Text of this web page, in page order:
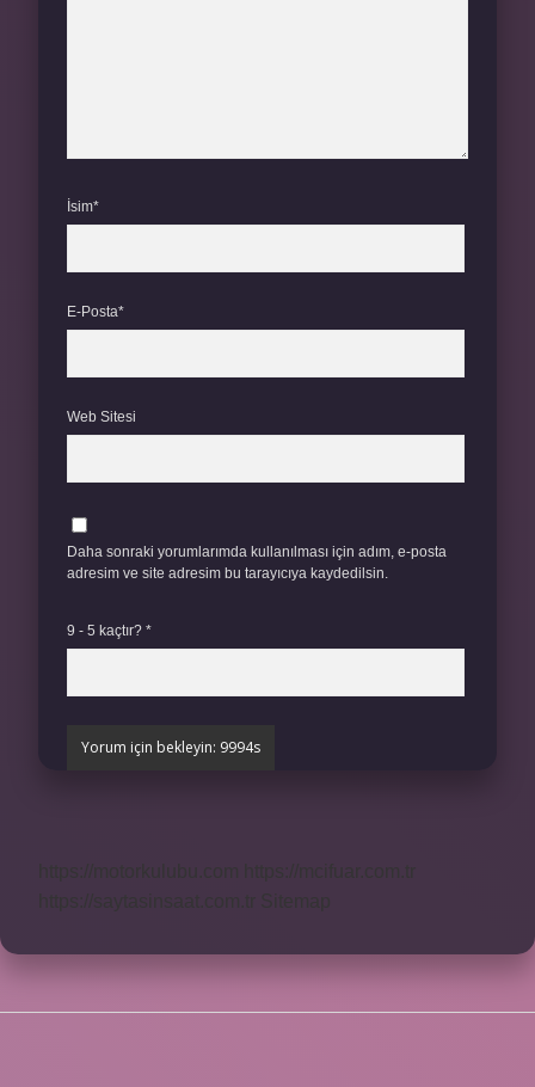
İsim*
E-Posta*
Web Sitesi
Daha sonraki yorumlarımda kullanılması için adım, e-posta
adresim ve site adresim bu tarayıcıya kaydedilsin.
9 - 5 kaçtır? *